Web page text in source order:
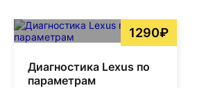
1290₽
Диагностика Lexus по
параметрам